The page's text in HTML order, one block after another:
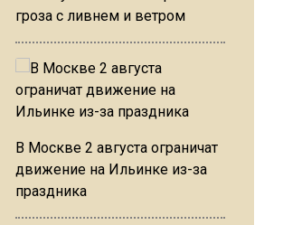
гроза с ливнем и ветром
В Москве 2 августа ограничат
движение на Ильинке из-за
праздника